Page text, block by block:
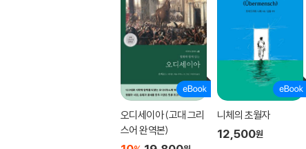
오디세이아 (고대 그리
스어 완역본)
니체의 초월자
12,500원